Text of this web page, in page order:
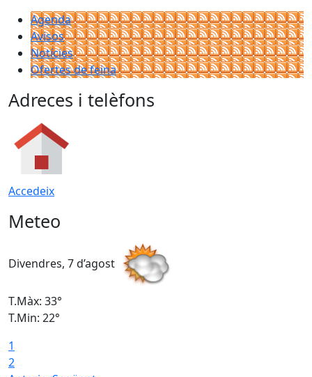
Agenda
Avisos
Notícies
Ofertes de feina
Adreces i telèfons
Accedeix
Meteo
Divendres, 7 d’agost
T.Màx: 33°
T.Min: 22°
1
2